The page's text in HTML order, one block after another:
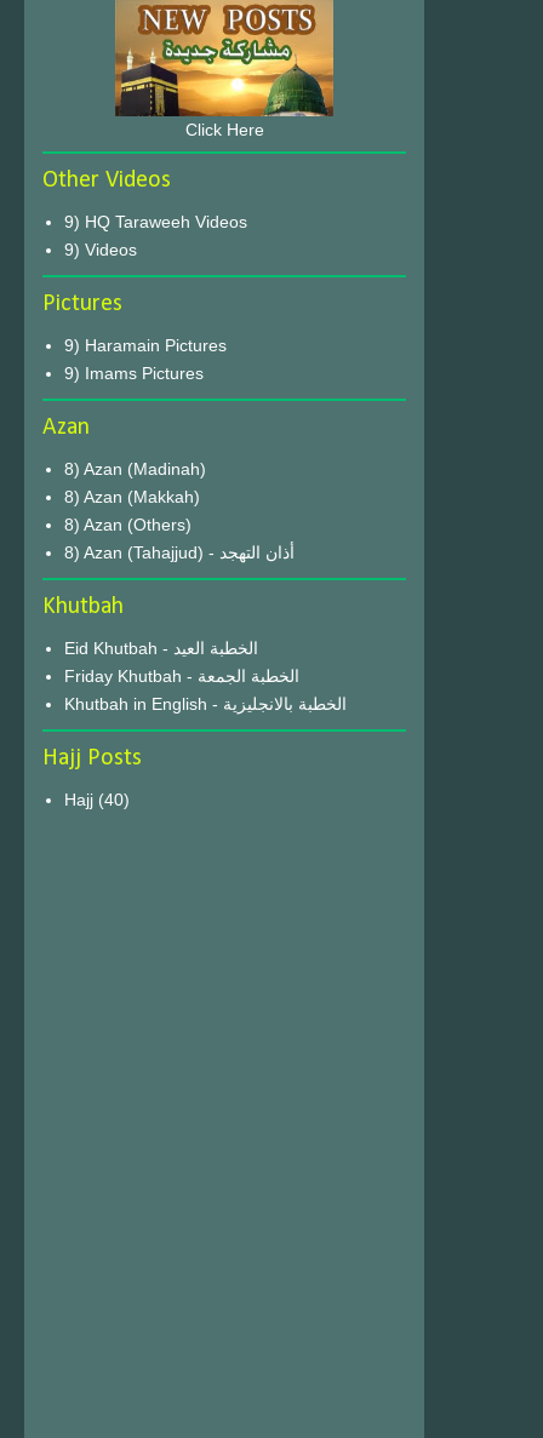
Click Here
Other Videos
9) HQ Taraweeh Videos
9) Videos
Pictures
9) Haramain Pictures
9) Imams Pictures
Azan
8) Azan (Madinah)
8) Azan (Makkah)
8) Azan (Others)
8) Azan (Tahajjud) - أذان التهجد
Khutbah
Eid Khutbah - الخطبة العيد
Friday Khutbah - الخطبة الجمعة
Khutbah in English - الخطبة بالانجليزية
Hajj Posts
Hajj (40)